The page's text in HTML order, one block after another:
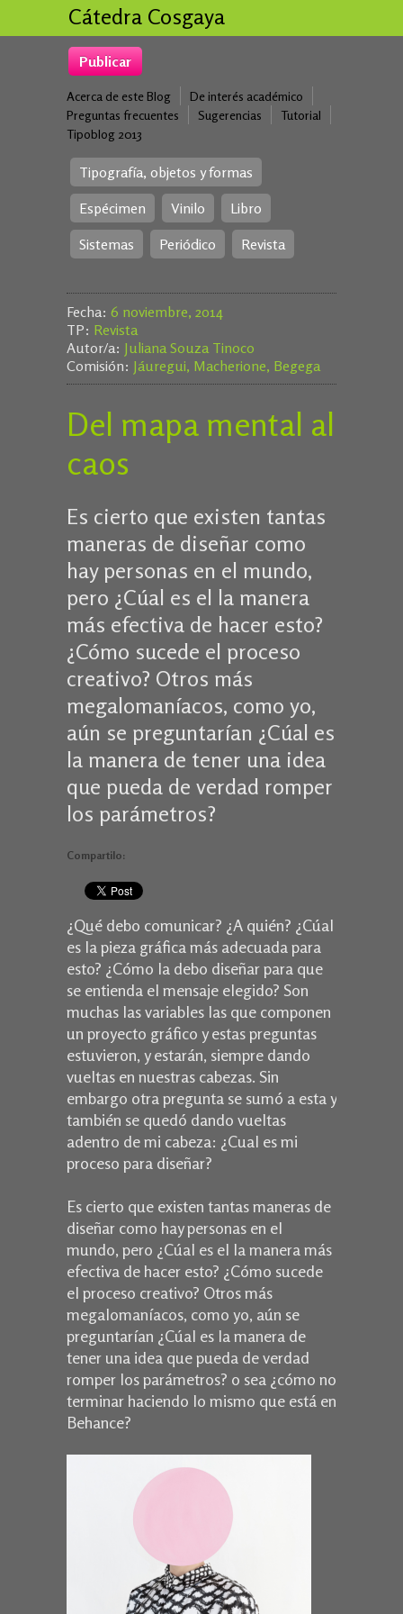
Cátedra Cosgaya
Publicar
Acerca de este Blog
De interés académico
Preguntas frecuentes
Sugerencias
Tutorial
Tipoblog 2013
Tipografía, objetos y formas
Espécimen
Vinilo
Libro
Sistemas
Periódico Revista
Fecha: 6 noviembre, 2014
TP: Revista
Autor/a: Juliana Souza Tinoco
Comisión: Jáuregui, Macherione, Begega
Del mapa mental al
caos
Es cierto que existen tantas
maneras de diseñar como
hay personas en el mundo,
pero ¿Cúal es el la manera
más efectiva de hacer esto?
¿Cómo sucede el proceso
creativo? Otros más
megalomaníacos, como yo,
aún se preguntarían ¿Cúal es
la manera de tener una idea
que pueda de verdad romper
los parámetros?
Compartilo:
¿Qué debo comunicar? ¿A quién? ¿Cúal
es la pieza gráfica más adecuada para
esto? ¿Cómo la debo diseñar para que
se entienda el mensaje elegido? Son
muchas las variables las que componen
un proyecto gráfico y estas preguntas
estuvieron, y estarán, siempre dando
vueltas en nuestras cabezas. Sin
embargo otra pregunta se sumó a esta y
también se quedó dando vueltas
adentro de mi cabeza: ¿Cual es mi
proceso para diseñar?
Es cierto que existen tantas maneras de
diseñar como hay personas en el
mundo, pero ¿Cúal es el la manera más
efectiva de hacer esto? ¿Cómo sucede
el proceso creativo? Otros más
megalomaníacos, como yo, aún se
preguntarían ¿Cúal es la manera de
tener una idea que pueda de verdad
romper los parámetros? o sea ¿cómo no
terminar haciendo lo mismo que está en
Behance?